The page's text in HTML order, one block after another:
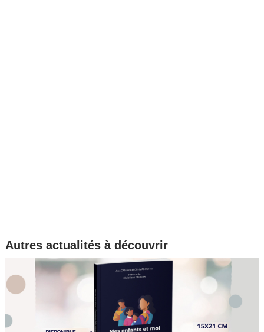
Autres actualités à découvrir